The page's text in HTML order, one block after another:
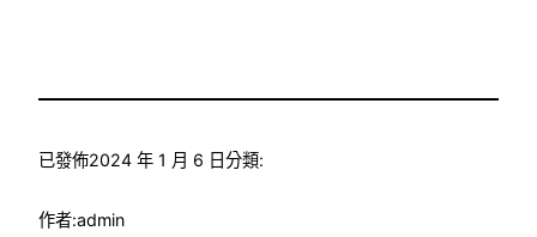
已發佈2024 年 1 月 6 日分類:
作者:admin